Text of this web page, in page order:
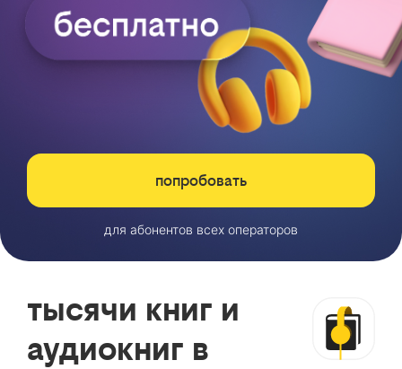
попробовать
для абонентов всех операторов
тысячи книг и
аудиокниг в